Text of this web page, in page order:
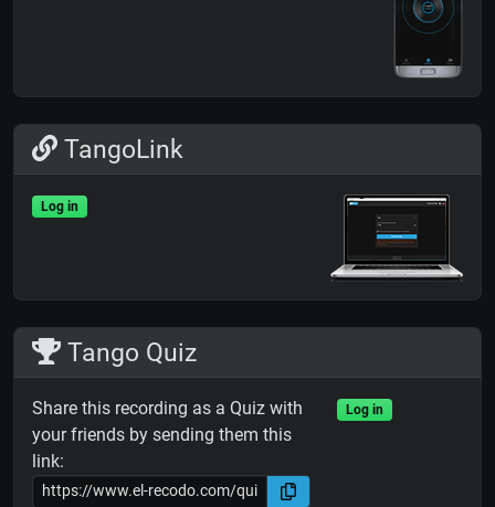
TangoLink
Log in
Tango Quiz
Share this recording as a Quiz with
your friends by sending them this
link:
Log in